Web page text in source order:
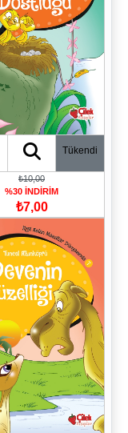
Tükendi
₺10,00
%30 İNDİRİM
₺7,00